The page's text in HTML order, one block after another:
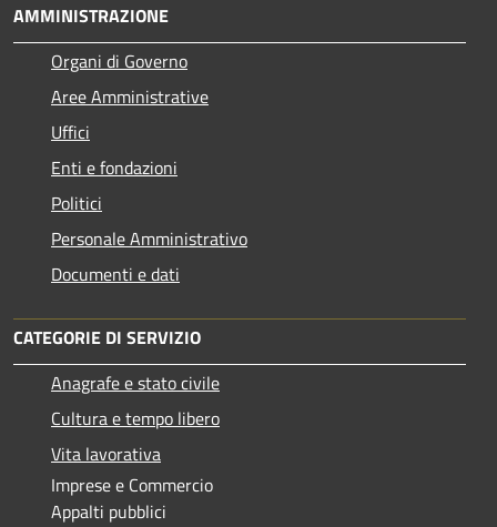
AMMINISTRAZIONE
Organi di Governo
Aree Amministrative
Uffici
Enti e fondazioni
Politici
Personale Amministrativo
Documenti e dati
CATEGORIE DI SERVIZIO
Anagrafe e stato civile
Cultura e tempo libero
Vita lavorativa
Imprese e Commercio
Appalti pubblici